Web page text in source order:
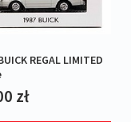
REGAL LIMITED
zł